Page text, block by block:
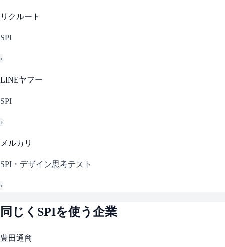
リクルート
SPI
›
LINEヤフー
SPI
›
メルカリ
SPI・デザイン思考テスト
›
同じく SPIを使う企業
豊田通商